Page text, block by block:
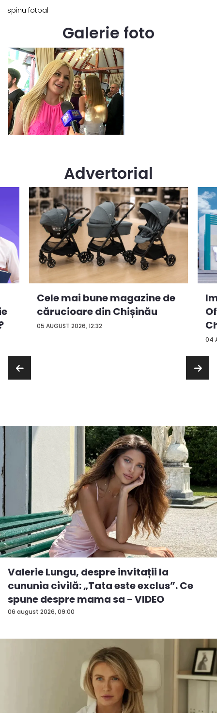
spinu fotbal
Galerie foto
Advertorial
05 AUGUST 2026, 12:32
Cele mai bune magazine de
cărucioare din Chișinău
04
06 august 2026, 09:00
Valerie Lungu, despre invitații la
cununia civilă: „Tata este exclus”. Ce
spune despre mama sa - VIDEO